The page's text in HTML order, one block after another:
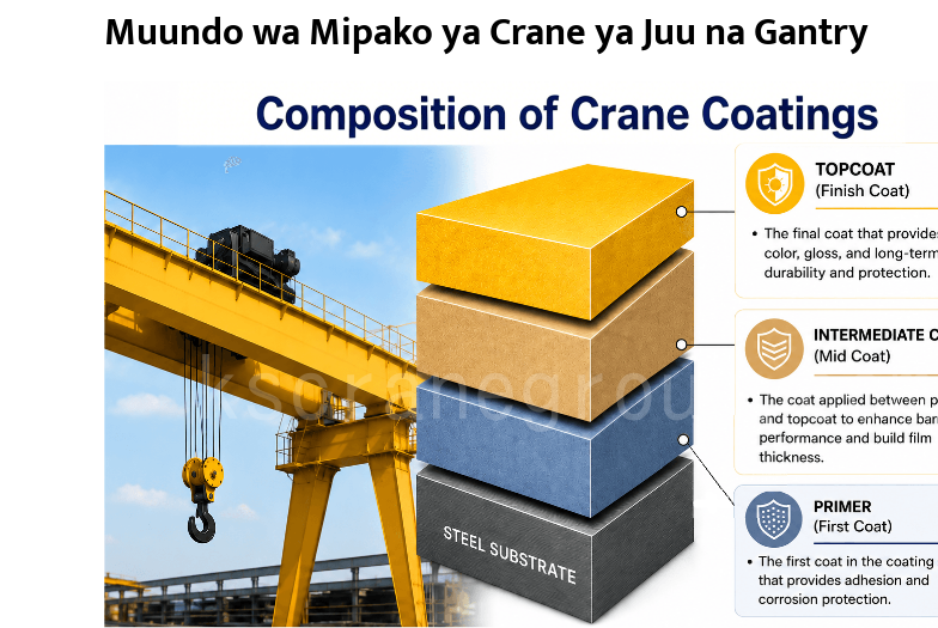
Muundo wa Mipako ya Crane ya Juu na Gantry